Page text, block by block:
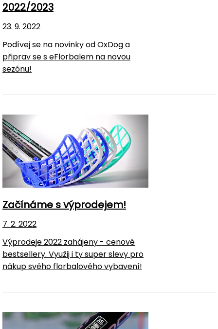
2022/2023
23. 9. 2022
Podívej se na novinky od OxDog a
připrav se s eFlorbalem na novou
sezónu!
Začínáme s výprodejem!
7. 2. 2022
Výprodeje 2022 zahájeny - cenové
bestsellery. Využij i ty super slevy pro
nákup svého florbalového vybavení!